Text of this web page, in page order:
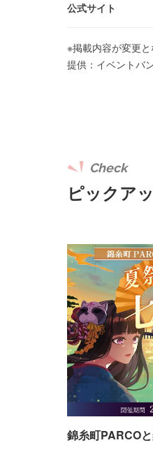
公式サイト
※掲載内容が変更
提供：イベントバ
ピックア
Check
錦糸町PARCO